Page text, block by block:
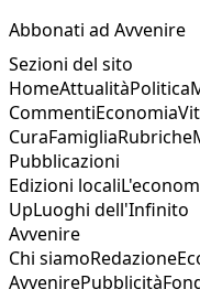
Abbonati ad Avvenire
Sezioni del sito
HomeAttualitàPolitica
CommentiEconomia
CuraFamigliaRubriche
Pubblicazioni
Edizioni locali
UpLuoghi dell'Infinito
Avvenire
Chi siamoRedazione
AvvenirePubblicità